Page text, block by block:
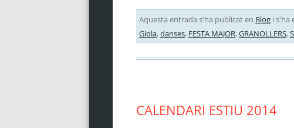
Aquesta entrada s'ha publicat en Blogi s'ha
Giola,danses, FESTA MAJOR,GRANOLLERS,
CALENDARI ESTIU 2014